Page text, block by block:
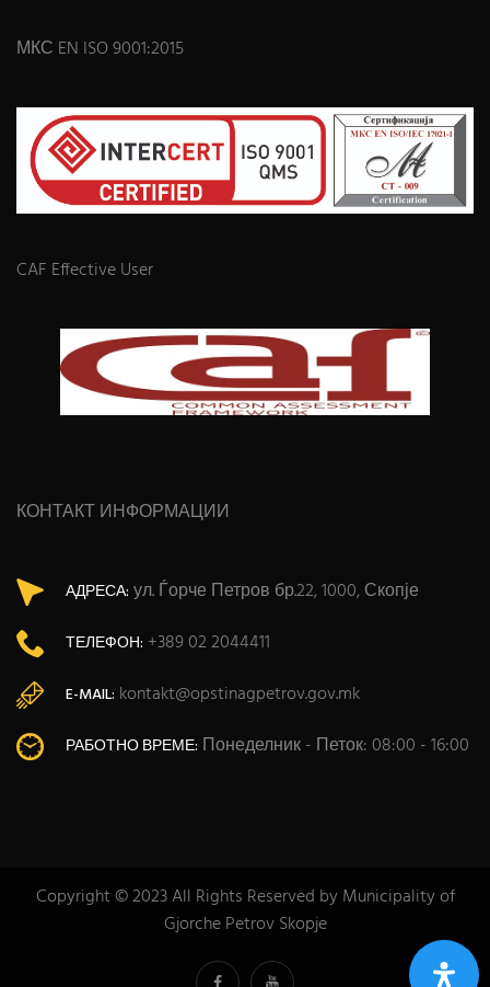
МКС EN ISO 9001:2015
CAF Effective User
КОНТАКТ ИНФОРМАЦИИ
АДРЕСА: ул. Ѓорче Петров бр.22, 1000, Скопје
ТЕЛЕФОН: +389 02 2044411
E-MAIL: kontakt@opstinagpetrov.gov.mk
РАБОТНО ВРЕМЕ: Понеделник - Петок: 08:00 - 16:00
Copyright © 2023 All Rights Reserved by Municipality of
Gjorche Petrov Skopje